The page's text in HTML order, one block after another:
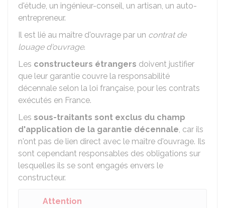
d'étude, un ingénieur-conseil, un artisan, un auto-
entrepreneur.
Il est lié au maître d'ouvrage par un contrat de
louage d'ouvrage.
Les constructeurs étrangers doivent justifier
que leur garantie couvre la responsabilité
décennale selon la loi française, pour les contrats
exécutés en France.
Les sous-traitants sont exclus du champ
d'application de la garantie décennale, car ils
n'ont pas de lien direct avec le maître d'ouvrage. Ils
sont cependant responsables des obligations sur
lesquelles ils se sont engagés envers le
constructeur.
Attention